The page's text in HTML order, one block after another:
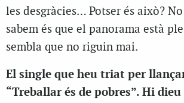
les desgràcies… Potser és això? No
sabem és que el panorama està
sembla que no riguin mai.
El single que heu triat per
“Treballar és de pobres”. Hi dieu